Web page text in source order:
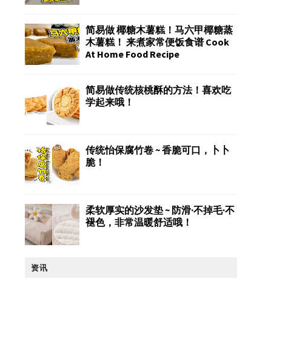
简易做 椰糖木薯糕！马六甲椰糖蒸
木薯糕！ 来煮家常便饭食谱 Cook
At Home Food Recipe
简易做传统核桃酥的方法！喜欢吃
学起来哦！
传统怡保腐竹卷 ~ 香脆可口，卜卜
脆！
柔软厚实的沙发垫 ~ 防滑·不掉毛·不
褪色，非常温暖舒适哦！
资讯